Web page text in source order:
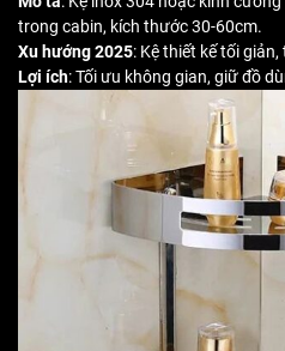
trong cabin, kích thước 30-60cm.
Xu hướng 2025: Kệ thiết kế tối
Lợi ích: Tối ưu không gian, giữ đồ